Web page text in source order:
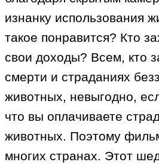
изнанку использования
такое понравится? Кто
свои доходы? Всем, кто
смерти и страданиях
животных, невыгодно,
что вы оплачиваете
животных. Поэтому
многих странах. Этот